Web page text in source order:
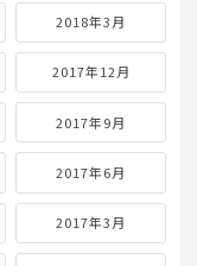
2018年3月
2017年12月
2017年9月
2017年6月
2017年3月